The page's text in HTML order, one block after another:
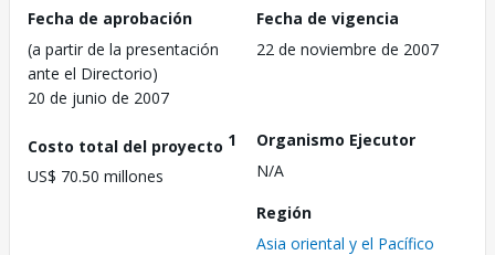
Fecha de aprobación
(a partir de la presentación
ante el Directorio)
20 de junio de 2007
Fecha de vigencia
22 de noviembre de 2007
Costo total del proyecto 1
US$ 70.50 millones
Organismo Ejecutor
N/A
Región
Asia oriental y el Pacífico